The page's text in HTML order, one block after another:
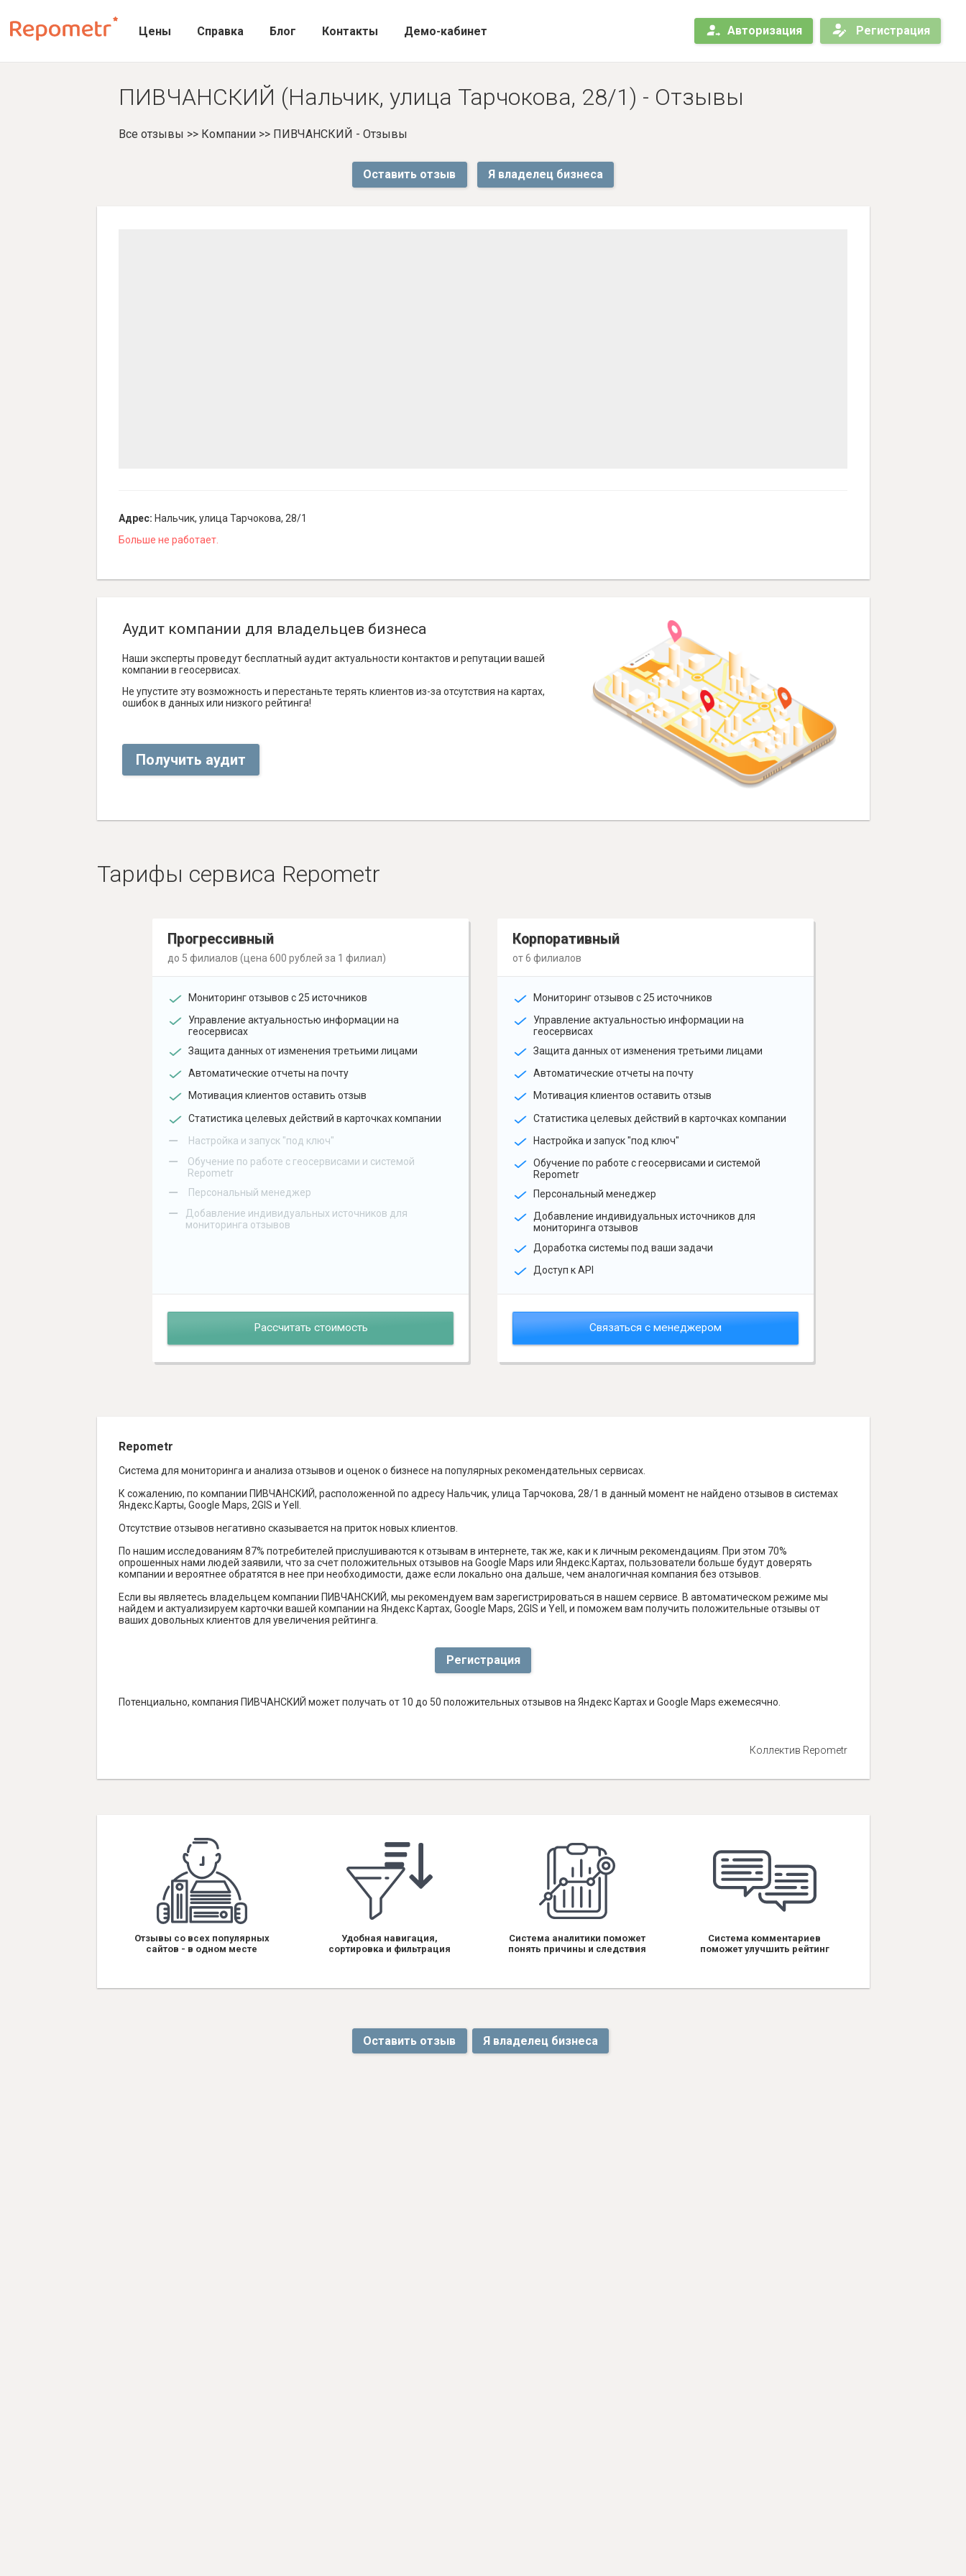
Цены Справка Блог Контакты Демо-кабинет Авторизация Регистрация
ПИВЧАНСКИЙ (Нальчик, улица Тарчокова, 28/1) - Отзывы
Все отзывы >> Компании>> ПИВЧАНСКИЙ - Отзывы
Оставить отзыв Я владелец бизнеса
Адрес: Нальчик, улица Тарчокова, 28/1
Больше не работает.
Аудит компании для владельцев бизнеса
Наши эксперты проведут бесплатный аудит актуальности контактов и репутации вашей
компании в геосервисах.
Не упустите эту возможность и перестаньте терять клиентов из-за отсутствия на картах,
ошибок в данных или низкого рейтинга!
Получить аудит
Тарифы сервиса Repometr
Прогрессивный
до 5 филиалов (цена 600 рублей за 1 филиал)
Мониторинг отзывов с 25 источников
Управление актуальностью информации на
геосервисах
Защита данных от изменения третьими лицами
Автоматические отчеты на почту
Мотивация клиентов оставить отзыв
Статистика целевых действий в карточках компании
– Настройка и запуск "под ключ"
–
Обучение по работе с геосервисами и системой
Repometr
– Персональный менеджер
–
Добавление индивидуальных источников для
мониторинга отзывов
Рассчитать стоимость
Корпоративный
от 6 филиалов
Мониторинг отзывов с 25 источников
Управление актуальностью информации на
геосервисах
Защита данных от изменения третьими лицами
Автоматические отчеты на почту
Мотивация клиентов оставить отзыв
Статистика целевых действий в карточках компании
Настройка и запуск "под ключ"
Обучение по работе с геосервисами и системой
Repometr
Персональный менеджер
Добавление индивидуальных источников для
мониторинга отзывов
Доработка системы под ваши задачи
Доступ к API
Связаться с менеджером
Repometr
Система для мониторинга и анализа отзывов и оценок о бизнесе на популярных рекомендательных сервисах.
К сожалению, по компании ПИВЧАНСКИЙ, расположенной по адресу Нальчик, улица Тарчокова, 28/1 в данный момент не найдено отзывов в системах
Яндекс.Карты, Google Maps, 2GIS и Yell.
Отсутствие отзывов негативно сказывается на приток новых клиентов.
По нашим исследованиям 87% потребителей прислушиваются к отзывам в интернете, так же, как и к личным рекомендациям. При этом 70%
опрошенных нами людей заявили, что за счет положительных отзывов на Google Maps или Яндекс.Картах, пользователи больше будут доверять
компании и вероятнее обратятся в нее при необходимости, даже если локально она дальше, чем аналогичная компания без отзывов.
Если вы являетесь владельцем компании ПИВЧАНСКИЙ, мы рекомендуем вам зарегистрироваться в нашем сервисе. В автоматическом режиме мы
найдем и актуализируем карточки вашей компании на Яндекс Картах, Google Maps, 2GIS и Yell, и поможем вам получить положительные отзывы от
ваших довольных клиентов для увеличения рейтинга.
Регистрация
Потенциально, компания ПИВЧАНСКИЙ может получать от 10 до 50 положительных отзывов на Яндекс Картах и Google Maps ежемесячно.
Коллектив Repometr
Отзывы со всех популярных
сайтов - в одном месте
Удобная навигация,
сортировка и фильтрация
Система аналитики поможет
понять причины и следствия
Система комментариев
поможет улучшить рейтинг
Оставить отзыв Я владелец бизнеса